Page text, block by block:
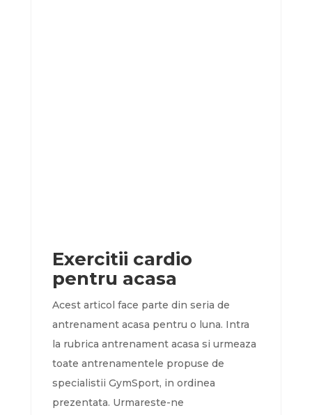
Exercitii cardio
pentru acasa
Acest articol face parte din seria de
antrenament acasa pentru o luna. Intra
la rubrica antrenament acasa si urmeaza
toate antrenamentele propuse de
specialistii GymSport, in ordinea
prezentata. Urmareste-ne